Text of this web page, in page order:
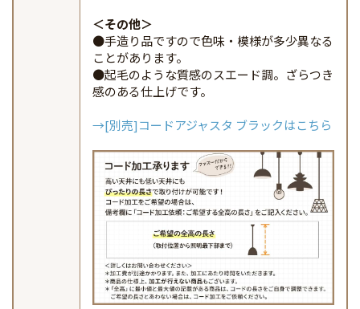
その他
●手造り品ですので色味・模様が多少異なる
ことがあります。
●起毛のような質感のスエード調。ざらつき
感のある仕上げです。
→[別売]コードアジャスタ ブラックはこちら